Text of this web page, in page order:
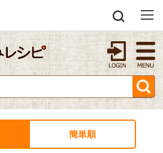
簡単順